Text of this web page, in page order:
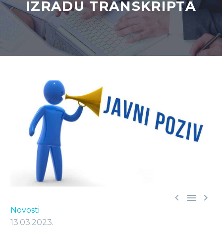
IZRADU TRANSKRIPTA
  
Novosti
13.03.2023.